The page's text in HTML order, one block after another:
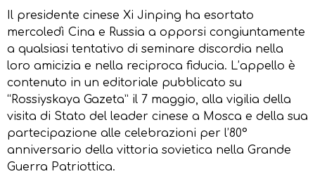
Il presidente cinese Xi Jinping ha esortato
mercoledì Cina e Russia a opporsi congiuntamente
a qualsiasi tentativo di seminare discordia nella
loro amicizia e nella reciproca fiducia. L’appello è
contenuto in un editoriale pubblicato su
“Rossiyskaya Gazeta” il 7 maggio, alla vigilia della
visita di Stato del leader cinese a Mosca e della sua
partecipazione alle celebrazioni per l’80°
anniversario della vittoria sovietica nella Grande
Guerra Patriottica.